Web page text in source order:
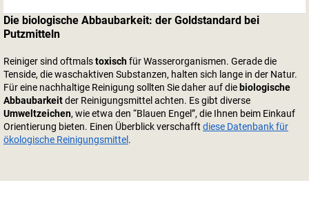
Die biologische Abbaubarkeit: der Goldstandard bei
Putzmitteln
Reiniger sind oftmalstoxischfür Wasserorganismen. Gerade die
Tenside, die waschaktiven Substanzen, halten sich lange in der Natur.
Für eine nachhaltige Reinigung sollten Sie daher auf diebiologische
Abbaubarkeitder Reinigungsmittel achten. Es gibt diverse
Umweltzeichen, wie etwa den “Blauen Engel”, die Ihnen beim Einkauf
Orientierung bieten. Einen Überblick verschafft diese Datenbank für
ökologische Reinigungsmittel.